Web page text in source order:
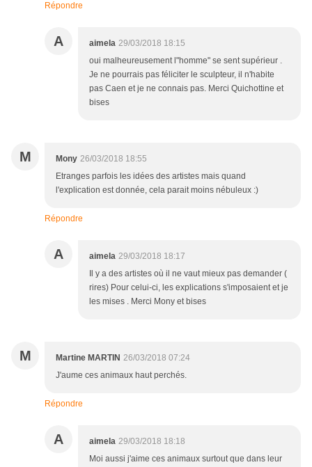
Répondre
A aimela 29/03/2018 18:15
oui malheureusement l"homme" se sent supérieur .
Je ne pourrais pas féliciter le sculpteur, il n'habite
pas Caen et je ne connais pas. Merci Quichottine et
bises
M Mony 26/03/2018 18:55
Etranges parfois les idées des artistes mais quand
l'explication est donnée, cela parait moins nébuleux :)
Répondre
A aimela 29/03/2018 18:17
Il y a des artistes où il ne vaut mieux pas demander (
rires) Pour celui-ci, les explications s'imposaient et je
les mises . Merci Mony et bises
M Martine MARTIN 26/03/2018 07:24
J'aume ces animaux haut perchés.
Répondre
A aimela 29/03/2018 18:18
Moi aussi j'aime ces animaux surtout que dans leur